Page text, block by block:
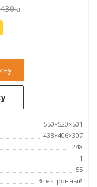
550×520×501
438×406×307
248
1
55
Электронный